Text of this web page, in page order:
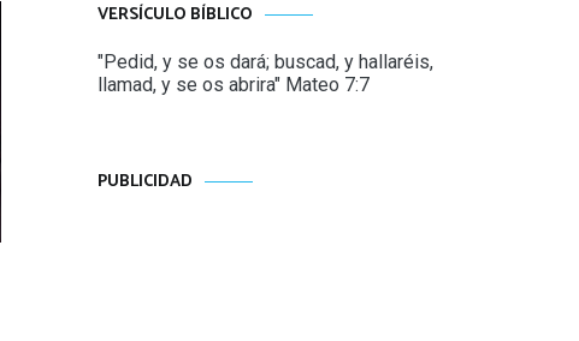
VERSÍCULO BÍBLICO
"Pedid, y se os dará; buscad, y hallaréis,
llamad, y se os abrira" Mateo 7:7
PUBLICIDAD